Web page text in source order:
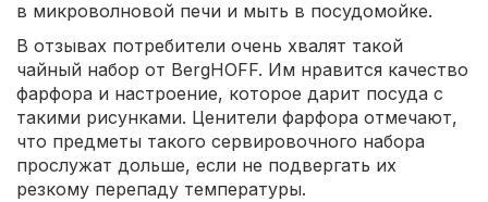
в микроволновой печи и мыть в посудомойке.
В отзывах потребители очень хвалят такой
чайный набор от BergHOFF. Им нравится качество
фарфора и настроение, которое дарит посуда с
такими рисунками. Ценители фарфора отмечают,
что предметы такого сервировочного набора
прослужат дольше, если не подвергать их
резкому перепаду температуры.